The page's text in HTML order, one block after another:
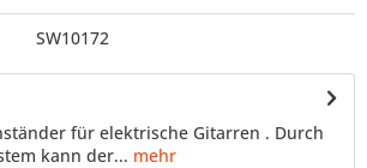
SW10172
für elektrische Gitarren . Durch
kann der... mehr